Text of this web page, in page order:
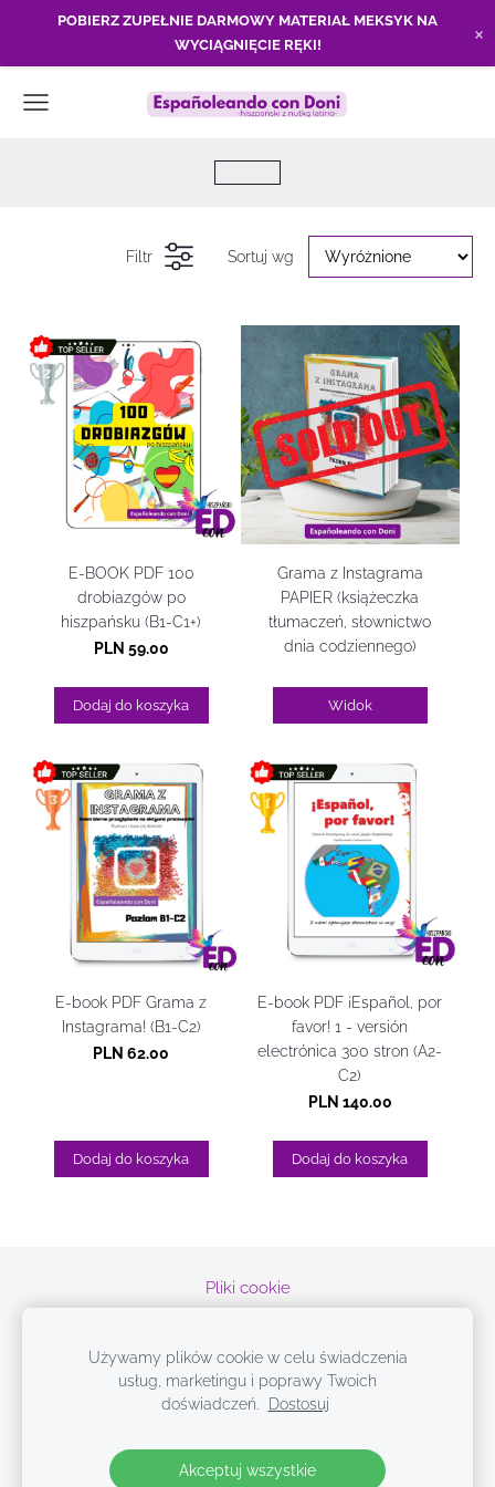
POBIERZ ZUPEŁNIE DARMOWY MATERIAŁ MEKSYK NA
WYCIĄGNIĘCIE RĘKI!
×
Filtr Sortuj wg
E-BOOK PDF 100
drobiazgów po
hiszpańsku (B1-C1+)
PLN 59.00
Dodaj do koszyka
Grama z Instagrama
PAPIER (książeczka
tłumaczeń, słownictwo
dnia codziennego)
Widok
E-book PDF Grama z
Instagrama! (B1-C2)
PLN 62.00
Dodaj do koszyka
E-book PDF ¡Español, por
favor! 1 - versión
electrónica 300 stron (A2-
C2)
PLN 140.00
Dodaj do koszyka
Pliki cookie
© 2019-2026 Españoleando con Doni
Únete a mi mundo, en las redes sociales!
słówka
Używamy plików cookie w celu świadczenia
usług, marketingu i poprawy Twoich
doświadczeń.
Dostosuj
Akceptuj wszystkie